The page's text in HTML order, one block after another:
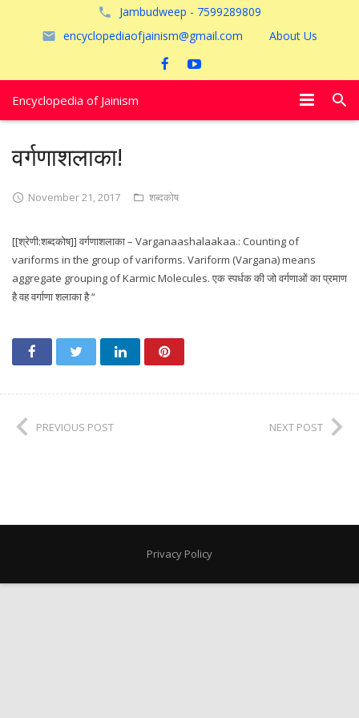
Jambudweep - 7599289809
encyclopediaofjainism@gmail.com
About Us
Encyclopedia of Jainism
अयोध्या
वर्गणाशलाका!
November 21, 2017 शब्दकोष
[[श्रेणी:शब्दकोष]] वर्गणाशलाका – Varganaashalaakaa.: Counting of
variforms in the group of variforms. Variform (Vargana) means
aggregate grouping of Karmic Molecules. एक स्पर्धक की जो वर्गणाओं का प्रमाण
है वह वर्गाणा शलाका है “
PREVIOUS POST NEXT POST
Privacy Policy